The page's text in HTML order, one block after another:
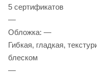
5 сертификатов
—
Обложка: —
Гибкая, гладкая,
блеском
—